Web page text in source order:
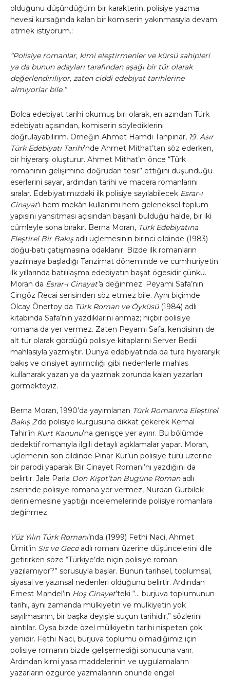
olduğunu düşündüğüm bir karakterin, polisiye yazma
hevesi kursağında kalan bir komiserin yakınmasıyla devam
etmek istiyorum.:
“Polisiye romanlar, kimi eleştirmenler ve kürsü sahipleri
ya da bunun adayları tarafından aşağı bir tür olarak
değerlendiriliyor, zaten ciddi edebiyat tarihlerine
almıyorlar bile.”
Bolca edebiyat tarihi okumuş biri olarak, en azından Türk
edebiyatı açısından, komiserin söylediklerini
doğrulayabilirim. Örneğin Ahmet Hamdi Tanpınar, 19. Asır
Türk Edebiyatı Tarihi’nde Ahmet Mithat’tan söz ederken,
bir hiyerarşi oluşturur. Ahmet Mithat’ın önce “Türk
romanının gelişimine doğrudan tesir” ettiğini düşündüğü
eserlerini sayar, ardından tarihi ve macera romanlarını
sıralar. Edebiyatımızdaki ilk polisiye sayılabilecek Esrar-ı
Cinayat’ı hem mekân kullanımı hem geleneksel toplum
yapısını yansıtması açısından başarılı bulduğu halde, bir iki
cümleyle sona bırakır. Berna Moran, Türk Edebiyatına
Eleştirel Bir Bakışadlı üçlemesinin birinci cildinde (1983)
doğu-batı çatışmasına odaklanır. Bizde ilk romanların
yazılmaya başladığı Tanzimat döneminde ve cumhuriyetin
ilk yıllarında batılılaşma edebiyatın başat ögesidir çünkü.
Moran da Esrar-ı Cinayat’a değinmez. Peyami Safa’nın
Cingöz Recai serisinden söz etmez bile. Aynı biçimde
Olcay Önertoy da Türk Roman ve Öyküsü(1984) adlı
kitabında Safa’nın yazdıklarını anmaz; hiçbir polisiye
romana da yer vermez. Zaten Peyami Safa, kendisinin de
alt tür olarak gördüğü polisiye kitaplarını Server Bedii
mahlasıyla yazmıştır. Dünya edebiyatında da türe hiyerarşik
bakış ve cinsiyet ayrımcılığı gibi nedenlerle mahlas
kullanarak yazan ya da yazmak zorunda kalan yazarları
görmekteyiz.
Berna Moran, 1990’da yayımlanan Türk Romanına Eleştirel
Bakış 2’de polisiye kurgusuna dikkat çekerek Kemal
Tahir’in Kurt Kanunu’na genişçe yer ayırır. Bu bölümde
dedektif romanıyla ilgili detaylı açıklamalar yapar. Moran,
üçlemenin son cildinde Pınar Kür’ün polisiye türü üzerine
bir parodi yaparak Bir Cinayet Romanı’nı yazdığını da
belirtir. Jale Parla Don Kişot’tan Bugüne Romanadlı
eserinde polisiye romana yer vermez, Nurdan Gürbilek
derinlemesine yaptığı incelemelerinde polisiye romanlara
değinmez.
Yüz Yılın Türk Romanı’nda (1999) Fethi Naci, Ahmet
Ümit’in Sis ve Geceadlı romanı üzerine düşüncelerini dile
getirirken söze “Türkiye’de niçin polisiye roman
yazılamıyor?” sorusuyla başlar. Bunun tarihsel, toplumsal,
siyasal ve yazınsal nedenleri olduğunu belirtir. Ardından
Ernest Mandel’in Hoş Cinayet’teki “… burjuva toplumunun
tarihi, aynı zamanda mülkiyetin ve mülkiyetin yok
sayılmasının, bir başka deyişle suçun tarihidir,” sözlerini
alıntılar. Oysa bizde özel mülkiyetin tarihi nispeten çok
yenidir. Fethi Naci, burjuva toplumu olmadığımız için
polisiye romanın bizde gelişemediği sonucuna varır.
Ardından kimi yasa maddelerinin ve uygulamaların
yazarların özgürce yazmalarının önünde engel